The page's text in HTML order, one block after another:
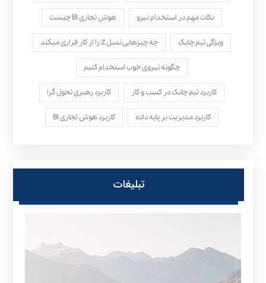
نکات مهم در استخدام نیرو هوش تجاری BI چیست
ویژگی تیم چابک چه چیزهایی نسل Z را از کار فراری میکند
چگونه نیروی خوب استخدام کنیم
کاربرد تیم چابک در کسب و کار کاربرد رهبری تحول‌ گرا
کاربرد مدیریت بر پایه داده کاربرد هوش تجاری BI
تبلیغات